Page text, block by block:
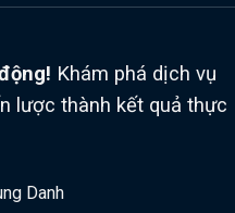
Khám phá dịch vụ
lược thành kết quả thực
Danh